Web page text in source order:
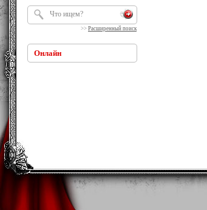
>> Расширенный поиск
Онлайн